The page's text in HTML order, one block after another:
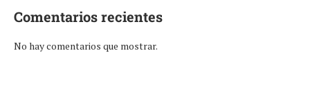
Comentarios recientes
No hay comentarios que mostrar.